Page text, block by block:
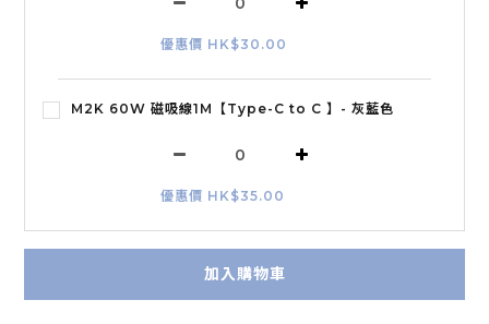
優惠價 HK$30.00
M2K 60W 磁吸線1M【Type-C to C 】- 灰藍色
優惠價 HK$35.00
加入購物車